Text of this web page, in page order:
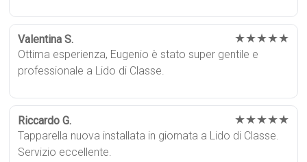
Valentina S. ★★★★★
Ottima esperienza, Eugenio è stato super gentile e
professionale a Lido di Classe.
Riccardo G. ★★★★★
Tapparella nuova installata in giornata a Lido di Classe.
Servizio eccellente.